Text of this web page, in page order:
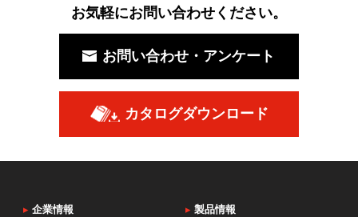
お気軽にお問い合わせください。
お問い合わせ・アンケート
カタログダウンロード
▸ 企業情報 ▸ 製品情報